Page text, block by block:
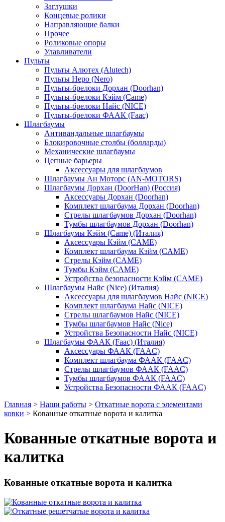
Заглушки
Концевые ролики
Направляющие балки
Прочее
Роликовые опоры
Улавливатели
Пульты
Пульты Алютех (Alutech)
Пульты Неро (Nero)
Пульты-брелоки Дорхан (Doorhan)
Пульты-брелоки Кэйм (Came)
Пульты-брелоки Найс (NICE)
Пульты-брелоки ФААК (Faac)
Шлагбаумы
Антивандальные шлагбаумы
Блокировочные столбы (болларды)
Механические шлагбаумы
Цепные барьеры
Аксессуары для шлагбаумов
Шлагбаумы Ан Моторс (AN-MOTORS)
Шлагбаумы Дорхан (DoorHan) (Россия)
Аксессуары Дорхан (Doorhan)
Комплект шлагбаума Дорхан (Doorhan)
Стрелы шлагбаумов Дорхан (Doorhan)
Тумбы шлагбаумов Дорхан (Doorhan)
Шлагбаумы Кэйм (Came) (Италия)
Аксессуары Кэйм (CAME)
Комплект шлагбаума Кэйм (CAME)
Стрелы Кэйм (CAME)
Тумбы Кэйм (CAME)
Устройства безопасности Кэйм (CAME)
Шлагбаумы Найс (Nice) (Италия)
Аксессуары для шлагбаумов Найс (NICE)
Комплект шлагбаума Найс (NICE)
Стрелы шлагбаумов Найс (NICE)
Тумбы шлагбаумов Найс (Nice)
Устройства Безопасности Найс (NICE)
Шлагбаумы ФААК (Faac) (Италия)
Аксессуары ФААК (FAAC)
Комплект шлагбаума ФААК (FAAC)
Стрелы шлагбаумов ФААК (FAAC)
Тумбы шлагбаумов ФААК (FAAC)
Устройства Безопасности ФААК (FAAC)
Главная > Наши работы > Откатные ворота с элементами
ковки > Кованные откатные ворота и калитка
Кованные откатные ворота и
калитка
Кованные откатные ворота и калитка